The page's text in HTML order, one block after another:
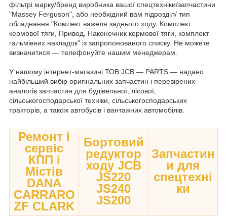
фільтрі марку/бренд виробника вашої спецтехніки/запчастини
"Massey Ferguson", або необхідний вам підрозділ/ тип
обладнання "Комлект важеля заднього ходу, Комплект
кермової тяги, Привод, Наконечник кермової тяги, комплект
гальмівних накладок" із запропонованого списку. Не можете
визначитися — телефонуйте нашим менеджерам.
У нашому інтернет-магазині ТОВ JCB — PARTS — надано
найбільший вибір оригінальних запчастин і перевірених
аналогів запчастин для будівельної, лісової,
сільськогосподарської техніки, сільськогосподарських
тракторів, а також автобусів і вантажних автомобілів.
Ремонт і
сервіс
КПП і
Містів
DANA
CARRARO
ZF CLARK
Бортовий
редуктор
ходу JCB
JS220
JS240
JS200
Запчастин
и для
спецтехні
ки